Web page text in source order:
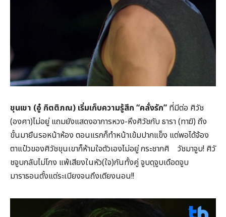
ขุนเขา (อู๋ กิตติภณ) เริ่มเก็บความรู้สึก “คลั่งรัก” ที่มีต่อ ศิวัช
(องศา)ไม่อยู่ แถมยังแสดงอาการหวง-หึงศิวัชกับ ธารา (ทาฆิ) ถึง
ขั้นมายืนรอหน้าห้อง ตอนแรกก็ทำหน้าเข้มปากแข็ง แต่พอได้จ้อง
ตาแป๋วของศิวัชขุนเขาก็ห้ามใจตัวเองไม่อยู่ กระชากศิ วัชมาจูบ! ศิวั
ชจูบกลับไม่โกง แพ้เสียงในหัว(ใจ)กันทั้งคู่ จูบดุจูบเดือดจูบ
มาราธอนตั้งแต่ระเบียงจนถึงเตียงนอน!!